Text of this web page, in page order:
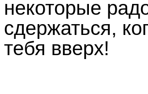
некоторые
сдержаться,
тебя вверх!